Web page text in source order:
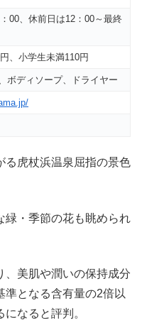
00、休前日は12：00～最終
、小学生未満110円
ボディソープ、ドライヤー
る虎杖浜温泉屈指の景色
緑・季節の花も眺められ
、美肌や潤いの保持成分
準となる含有量の2倍以
なると評判。